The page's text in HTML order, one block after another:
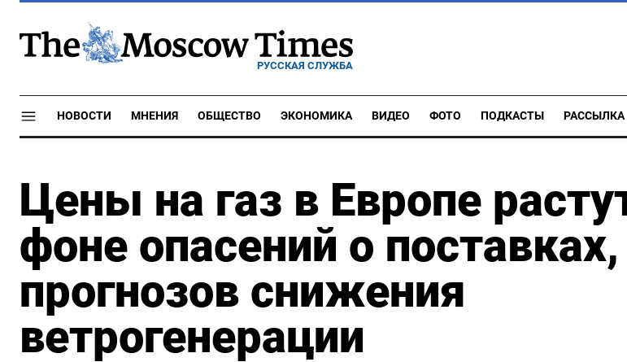
РУССКАЯ СЛУЖБА
НОВОСТИ МНЕНИЯ ОБЩЕСТВО ЭКОНОМИКА ВИДЕО ФОТО ПОДКАСТЫ РАССЫЛКА
Цены на газ в Европе
фоне опасений о поставках,
прогнозов снижения
ветрогенерации